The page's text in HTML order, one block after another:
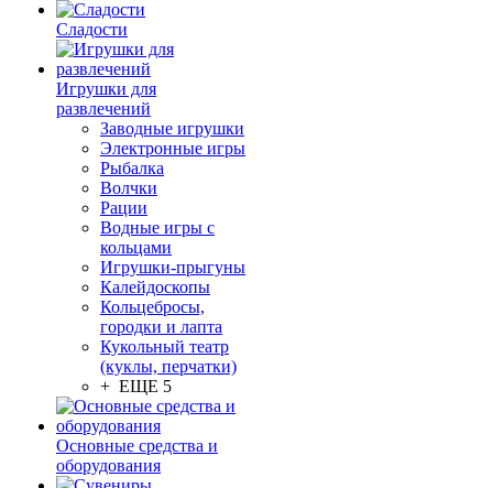
Сладости
Игрушки для
развлечений
Заводные игрушки
Электронные игры
Рыбалка
Волчки
Рации
Водные игры с
кольцами
Игрушки-прыгуны
Калейдоскопы
Кольцебросы,
городки и лапта
Кукольный театр
(куклы, перчатки)
+ ЕЩЕ 5
Основные средства и
оборудования